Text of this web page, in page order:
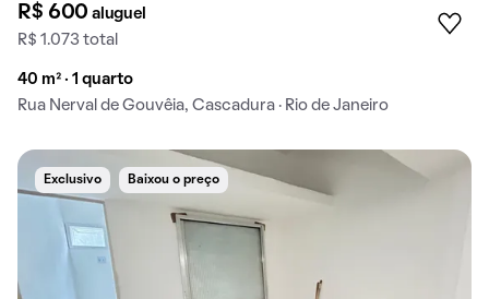
R$ 600aluguel
R$ 1.073 total
40 m² · 1 quarto
Rua Nerval de Gouvêia, Cascadura · Rio de Janeiro
Exclusivo Baixou o preço